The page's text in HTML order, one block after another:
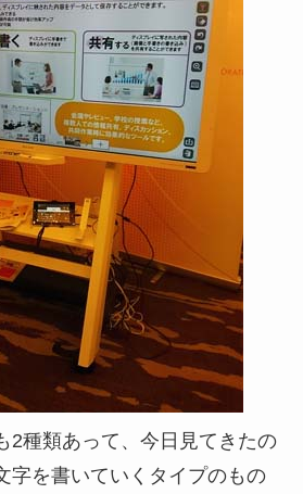
2種類あって、今日見てきたの
字を書いていくタイプのもの